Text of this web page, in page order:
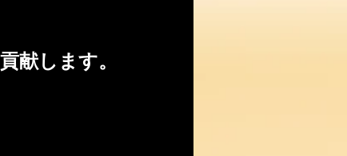
献します。